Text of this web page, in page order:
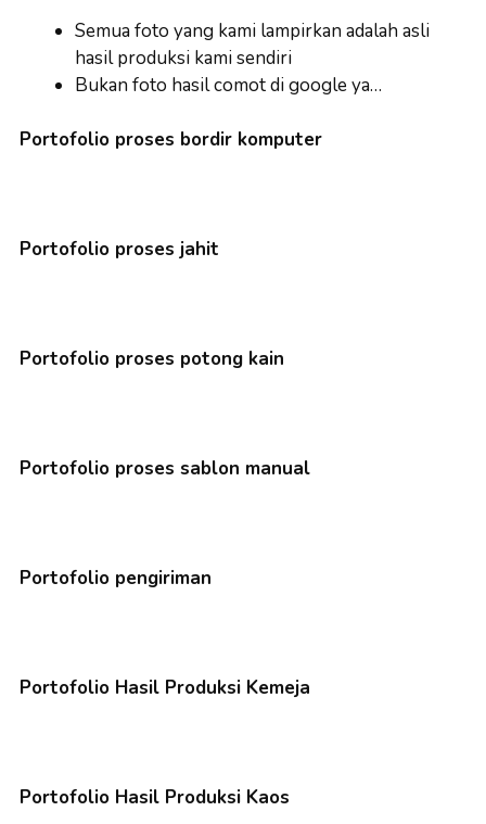
Semua foto yang kami lampirkan adalah asli
hasil produksi kami sendiri
Bukan foto hasil comot di google ya…
Portofolio proses bordir komputer
Portofolio proses jahit
Portofolio proses potong kain
Portofolio proses sablon manual
Portofolio pengiriman
Portofolio Hasil Produksi Kemeja
Portofolio Hasil Produksi Kaos